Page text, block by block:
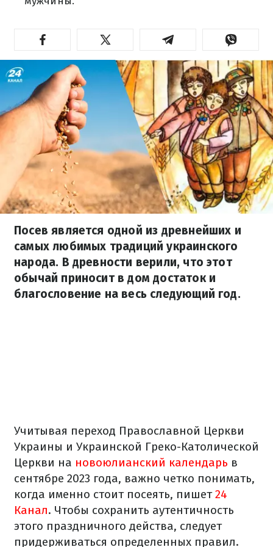
Посев является одной из древнейших и
самых любимых традиций украинского
народа. В древности верили, что этот
обычай приносит в дом достаток и
благословение на весь следующий год.
Учитывая переход Православной Церкви
Украины и Украинской Греко-Католической
Церкви на новоюлианский календарь в
сентябре 2023 года, важно четко понимать,
когда именно стоит посеять, пишет24
Канал. Чтобы сохранить аутентичность
этого праздничного действа, следует
придерживаться определенных правил.